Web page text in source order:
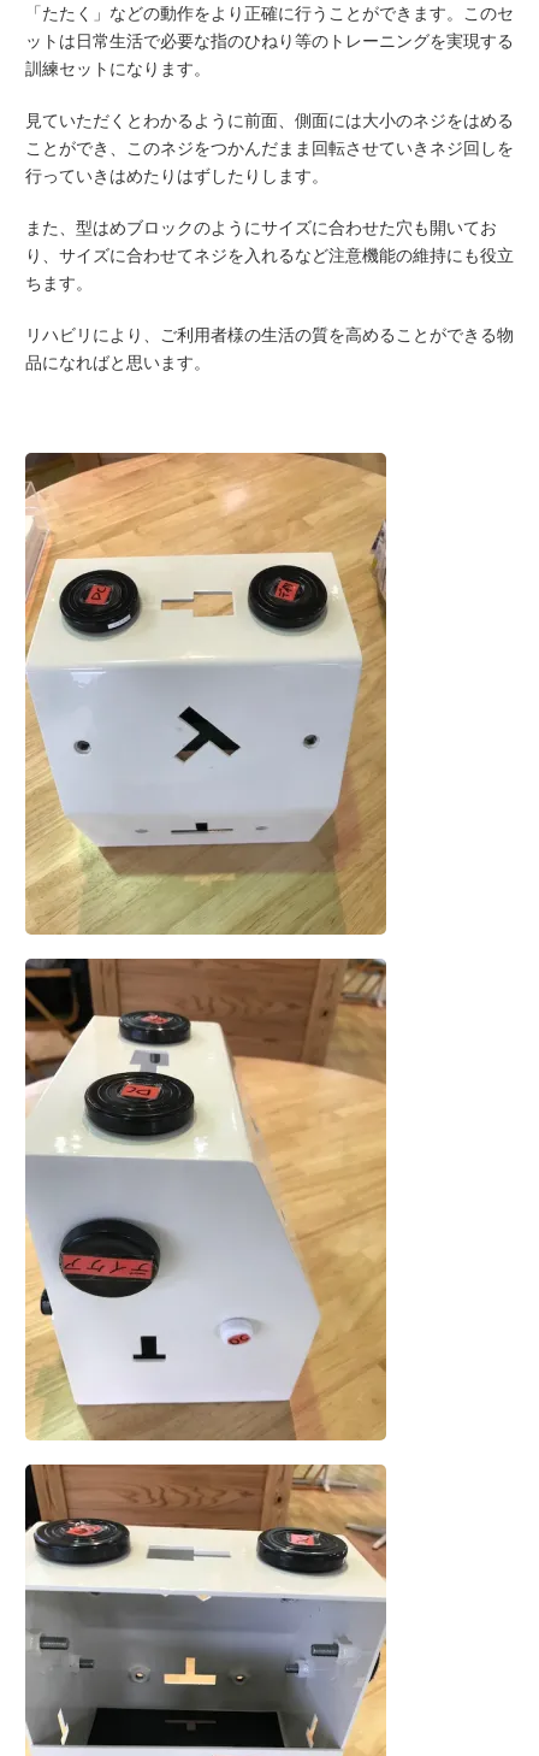
「たたく」などの動作をより正確に行うことができます。このセ
ットは日常生活で必要な指のひねり等のトレーニングを実現する
訓練セットになります。
見ていただくとわかるように前面、側面には大小のネジをはめる
ことができ、このネジをつかんだまま回転させていきネジ回しを
行っていきはめたりはずしたりします。
また、型はめブロックのようにサイズに合わせた穴も開いてお
り、サイズに合わせてネジを入れるなど注意機能の維持にも役立
ちます。
リハビリにより、ご利用者様の生活の質を高めることができる物
品になればと思います。